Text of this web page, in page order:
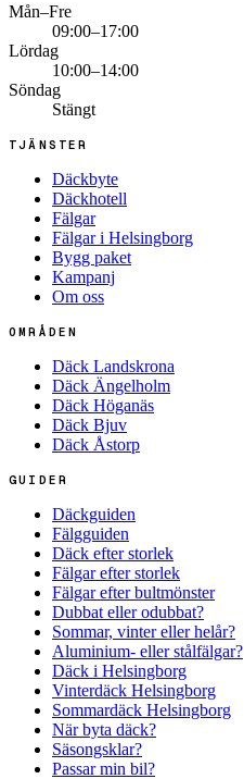
Mån–Fre
09:00–17:00
Lördag
10:00–14:00
Söndag
Stängt
TJÄNSTER
Däckbyte
Däckhotell
Fälgar
Fälgar i Helsingborg
Bygg paket
Kampanj
Om oss
OMRÅDEN
Däck Landskrona
Däck Ängelholm
Däck Höganäs
Däck Bjuv
Däck Åstorp
GUIDER
Däckguiden
Fälgguiden
Däck efter storlek
Fälgar efter storlek
Fälgar efter bultmönster
Dubbat eller odubbat?
Sommar, vinter eller helår?
Aluminium- eller stålfälgar?
Däck i Helsingborg
Vinterdäck Helsingborg
Sommardäck Helsingborg
När byta däck?
Säsongsklar?
Passar min bil?